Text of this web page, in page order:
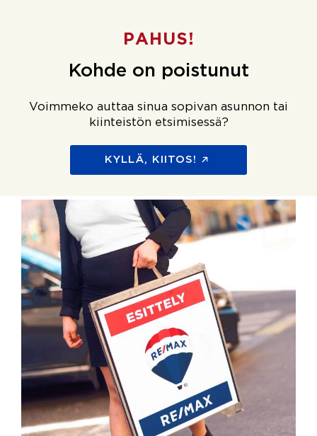
PAHUS!
Kohde on poistunut
Voimmeko auttaa sinua sopivan asunnon tai
kiinteistön etsimisessä?
KYLLÄ, KIITOS!